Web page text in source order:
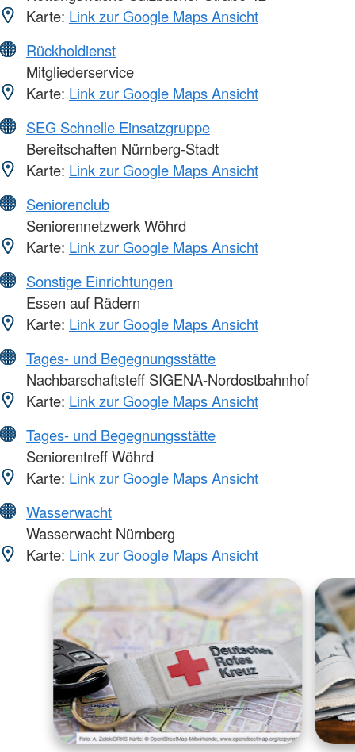
Karte: Link zur Google Maps Ansicht
Rückholdienst
Mitgliederservice
Karte: Link zur Google Maps Ansicht
SEG Schnelle Einsatzgruppe
Bereitschaften Nürnberg-Stadt
Karte: Link zur Google Maps Ansicht
Seniorenclub
Seniorennetzwerk Wöhrd
Karte: Link zur Google Maps Ansicht
Sonstige Einrichtungen
Essen auf Rädern
Karte: Link zur Google Maps Ansicht
Tages- und Begegnungsstätte
Nachbarschaftsteff SIGENA-Nordostbahnhof
Karte: Link zur Google Maps Ansicht
Tages- und Begegnungsstätte
Seniorentreff Wöhrd
Karte: Link zur Google Maps Ansicht
Wasserwacht
Wasserwacht Nürnberg
Karte: Link zur Google Maps Ansicht